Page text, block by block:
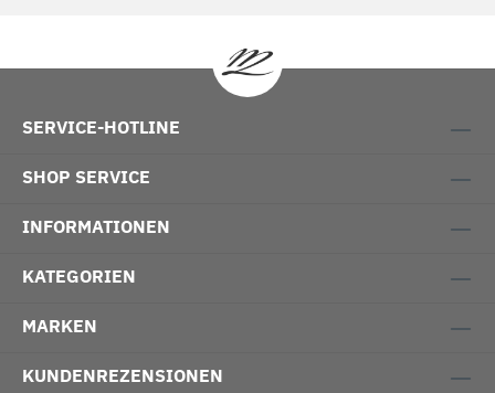
SERVICE-HOTLINE
SHOP SERVICE
INFORMATIONEN
KATEGORIEN
MARKEN
KUNDENREZENSIONEN